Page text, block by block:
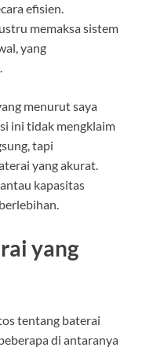
efisien.
memaksa sistem
yang
menurut saya
ini tidak mengklaim
tapi
yang akurat.
kapasitas
yang
tentang baterai
di antaranya